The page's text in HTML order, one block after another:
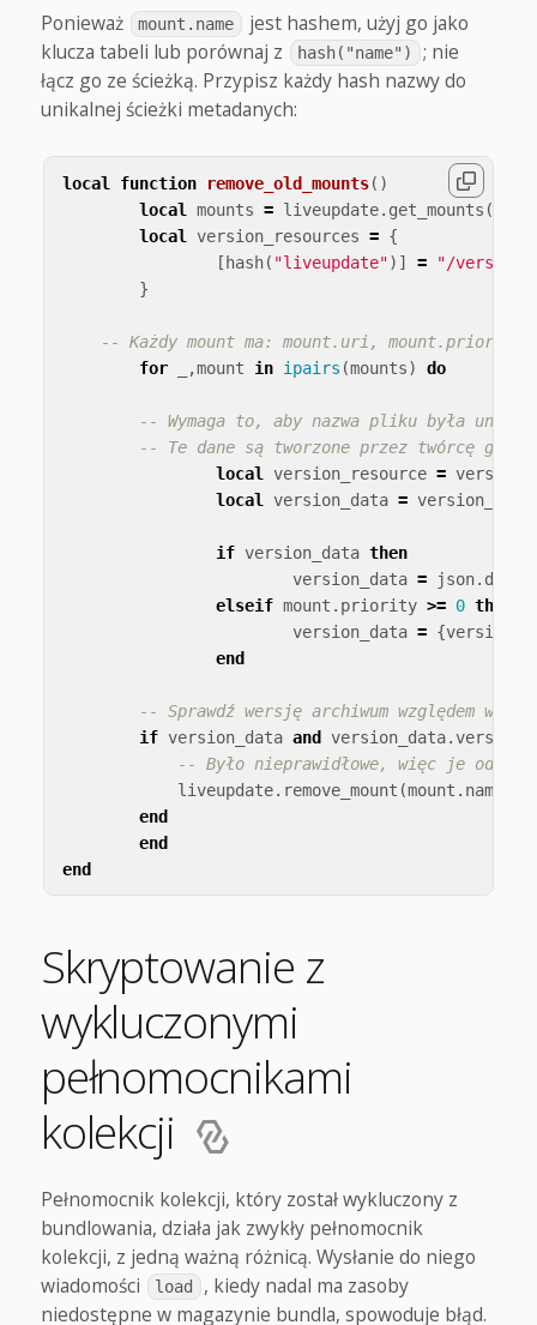
Ponieważ mount.name
jest hashem, użyj go jako
klucza tabeli lub porównaj z
hash("name")
; nie
łącz go ze ścieżką. Przypisz każdy hash nazwy do
unikalnej ścieżki metadanych:
local function remove_old_mounts()
local
mounts = liveupdate. get_mounts ()
local
version_resources = {
[ hash( "liveupdate")] =
"/
}
-- Każdy mount ma: mount.uri, mount.priority,
for
,mount in ipairs (mounts) do
-- Wymaga to, aby nazwa pliku była
-- Te dane są tworzone przez twórcę gry
local
version_resource =
local
version_data =
if version_data then
version_data = json.
elseif mount . priority >= 0 then
version_data = {version
end
-- Sprawdź wersję archiwum względem
if version_data and version_data.version
-- Było nieprawidłowe, więc je
liveupdate. remove_mount (mount . name
end
end
end
Skryptowanie z
wykluczonymi
pełnomocnikami
kolekcji
Pełnomocnik kolekcji, który został wykluczony z
bundlowania, działa jak zwykły pełnomocnik
kolekcji, z jedną ważną różnicą. Wysłanie do niego
wiadomości
load
, kiedy nadal ma zasoby
niedostępne w magazynie bundla, spowoduje błąd.